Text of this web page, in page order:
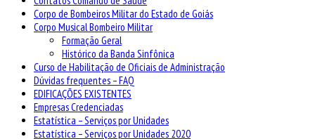
Corpo de Bombeiros Militar do Estado de Goiás
Corpo Musical Bombeiro Militar
Formação Geral
Histórico da Banda Sinfônica
Curso de Habilitação de Oficiais de Administração
Dúvidas frequentes – FAQ
EDIFICAÇÕES EXISTENTES
Empresas Credenciadas
Estatística – Serviços por Unidades
Estatística – Serviços por Unidades 2020